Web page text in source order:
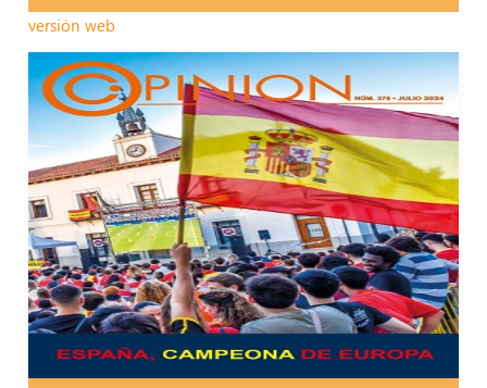
versión web